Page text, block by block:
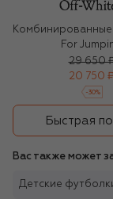
Комбинированные
For
29 650
20 750 ₽
-30%
Быстрая
Вас также может
Детские